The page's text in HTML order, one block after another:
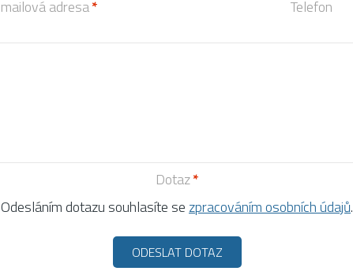
adresa Telefon
Dotaz
Odesláním dotazu souhlasíte se zpracováním osobních údajů.